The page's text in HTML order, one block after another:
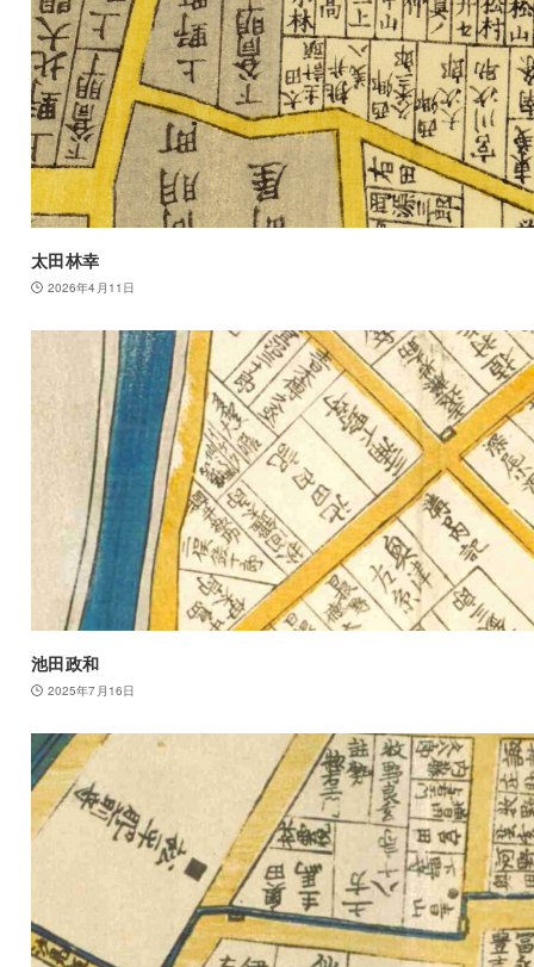
太田林幸
2026年4月11日
池田政和
2025年7月16日